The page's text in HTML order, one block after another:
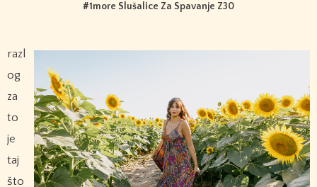
#1more Slušalice Za Spavanje Z30
razl
og
za
to
je
taj
što